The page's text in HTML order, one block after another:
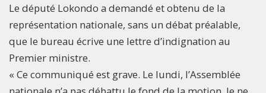
Le député Lokondo a demandé et obtenu de la
représentation nationale, sans un débat préalable,
que le bureau écrive une lettre d’indignation au
Premier ministre.
« Ce communiqué est grave. Le lundi, l’Assemblée